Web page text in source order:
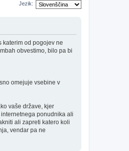
Jezik:
katerim od pogojev ne
obvestimo, bilo pa bi
omejuje vsebine v
vaše države, kjer
ponudnika ali
ali zapreti katero koli
vendar pa ne